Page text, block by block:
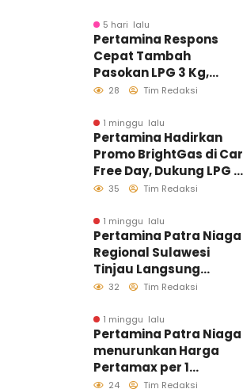
5 hari lalu
Pertamina Respons
Cepat Tambah
Pasokan LPG 3 Kg,
Kondisi Penyaluran di
Berlangsung Kondusif
28 Tim Redaksi
1 minggu lalu
Pertamina Hadirkan
Promo BrightGas di Car
Free Day, Dukung LPG 3
Kg Tepat Sasaran
35 Tim Redaksi
1 minggu lalu
Pertamina Patra Niaga
Regional Sulawesi
Tinjau Langsung
Pelayanan SPBU di
Distribusi Biosolar
Berjalan Optimal
32 Tim Redaksi
1 minggu lalu
Pertamina Patra Niaga
menurunkan Harga
Pertamax per 1
Agustus 2026
24 Tim Redaksi